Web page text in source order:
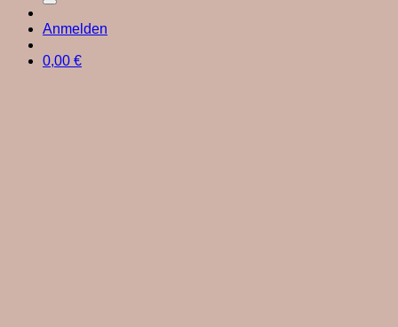
Anmelden
0,00 €